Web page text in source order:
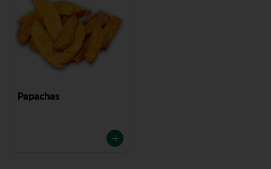
Papachas